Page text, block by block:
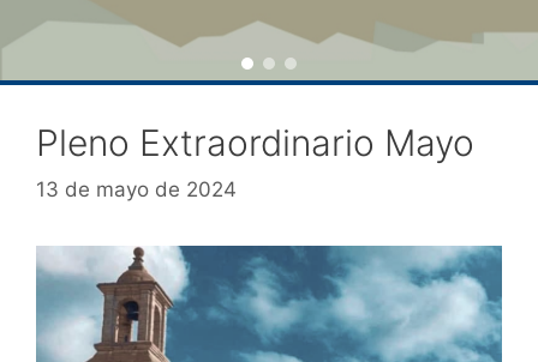
Pleno Extraordinario Mayo
13 de mayo de 2024